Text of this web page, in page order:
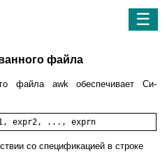
☰
файла
файла awk обеспечивает Си-
expr2, ..., exprn
со спецификацией в строке